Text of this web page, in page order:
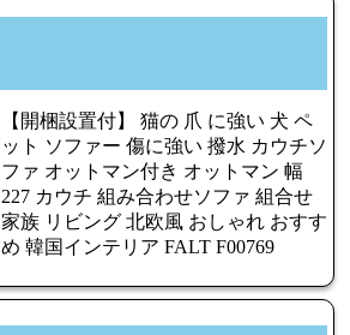
【開梱設置付】 猫の 爪 に強い 犬 ペ
ット ソファー 傷に強い 撥水 カウチソ
ファ オットマン付き オットマン 幅
227 カウチ 組み合わせソファ 組合せ
家族 リビング 北欧風 おしゃれ おすす
め 韓国インテリア FALT F00769